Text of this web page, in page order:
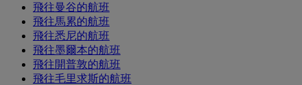
飛往曼谷的航班
飛往馬累的航班
飛往悉尼的航班
飛往墨爾本的航班
飛往開普敦的航班
飛往毛里求斯的航班